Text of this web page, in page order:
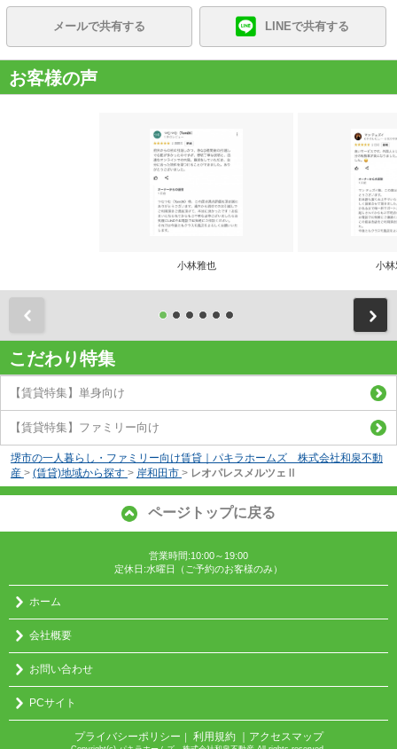
メールで共有する LINEで共有する
お客様の声
小林雅也 小林
こだわり特集
【賃貸特集】単身向け
【賃貸特集】ファミリー向け
堺市の一人暮らし・ファミリー向け賃貸｜パキラホームズ 株式会社和泉不動
産 > (賃貸)地域から探す > 岸和田市 > レオパレスメルツェⅡ
ページトップに戻る
営業時間:10:00～19:00
定休日:水曜日（ご予約のお客様のみ）
ホーム
会社概要
お問い合わせ
PCサイト
プライバシーポリシー 利用規約 ｜アクセスマップ